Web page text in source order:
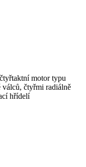
motor typu
čtyřmi radiálně
hřídelí